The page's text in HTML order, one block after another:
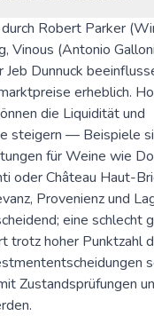
Robert Parker
Vinous (Antonio
Jeb Dunnuck
erheblich.
die Liquidität und
steigern — Beispiele
für Weine wie
oder Château Haut-
Provenienz und
eine schlecht
trotz hoher Punktzahl
Zustandsprüfungen